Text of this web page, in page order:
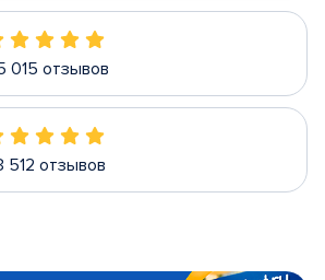
015 отзывов
512 отзывов